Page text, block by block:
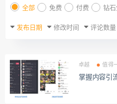
全部 免费 付费 钻石
发布日期 修改时间 评论数量
卓越 值得
掌握内容引